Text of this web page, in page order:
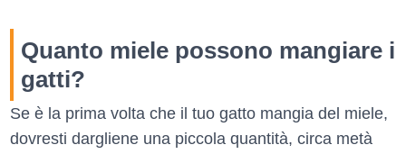
Quanto miele possono mangiare i
gatti?
Se è la prima volta che il tuo gatto mangia del miele,
dovresti dargliene una piccola quantità, circa metà